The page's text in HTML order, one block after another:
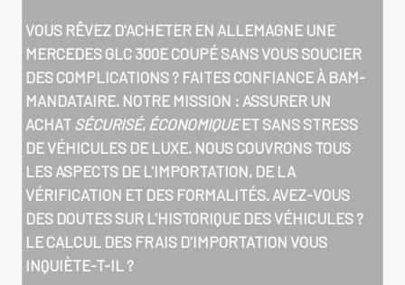
VOUS RÊVEZ D'ACHETER EN ALLEMAGNE UNE
MERCEDES GLC 300E COUPÉ SANS VOUS SOUCIER
DES COMPLICATIONS ? FAITES CONFIANCE À BAM-
MANDATAIRE. NOTRE MISSION : ASSURER UN
ACHAT SÉCURISÉ, ÉCONOMIQUEET SANS STRESS
DE VÉHICULES DE LUXE. NOUS COUVRONS TOUS
LES ASPECTS DE L'IMPORTATION, DE LA
VÉRIFICATION ET DES FORMALITÉS. AVEZ-VOUS
DES DOUTES SUR L'HISTORIQUE DES VÉHICULES ?
LE CALCUL DES FRAIS D'IMPORTATION VOUS
INQUIÈTE-T-IL ?